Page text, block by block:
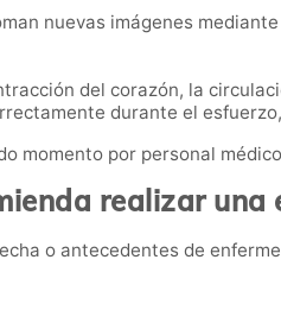
nuevas imágenes
del corazón, la
durante el
momento por personal
realizar
o antecedentes de